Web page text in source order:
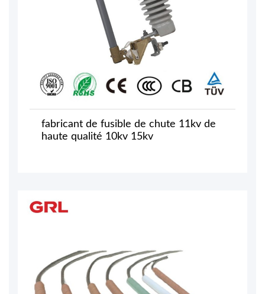
fabricant de fusible de chute 11kv de
haute qualité 10kv 15kv